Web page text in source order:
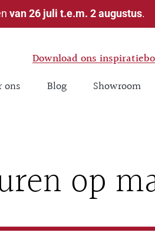
van 26 juli t.e.m. 2 augustus.
Download ons
ons Blog Showroom
op